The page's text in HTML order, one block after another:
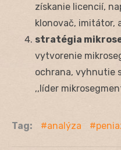
získanie licencií,
klonovač, imitátor,
stratégia
vytvorenie
ochrana, vyhnutie
,,líder
Tag: analýza